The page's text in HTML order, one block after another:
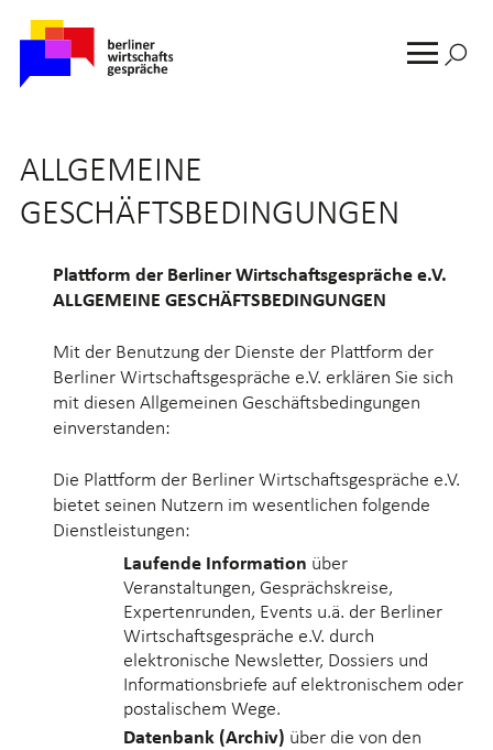
Suchen
ALLGEMEINE
GESCHÄFTSBEDINGUNGEN
Plattform der Berliner Wirtschaftsgespräche e.V.
ALLGEMEINE GESCHÄFTSBEDINGUNGEN
Mit der Benutzung der Dienste der Plattform der
Berliner Wirtschaftsgespräche e.V. erklären Sie sich
mit diesen Allgemeinen Geschäftsbedingungen
einverstanden:
Die Plattform der Berliner Wirtschaftsgespräche e.V.
bietet seinen Nutzern im wesentlichen folgende
Dienstleistungen:
Laufende Information über
Veranstaltungen, Gesprächskreise,
Expertenrunden, Events u.ä. der Berliner
Wirtschaftsgespräche e.V. durch
elektronische Newsletter, Dossiers und
Informationsbriefe auf elektronischem oder
postalischem Wege.
Datenbank (Archiv) über die von den